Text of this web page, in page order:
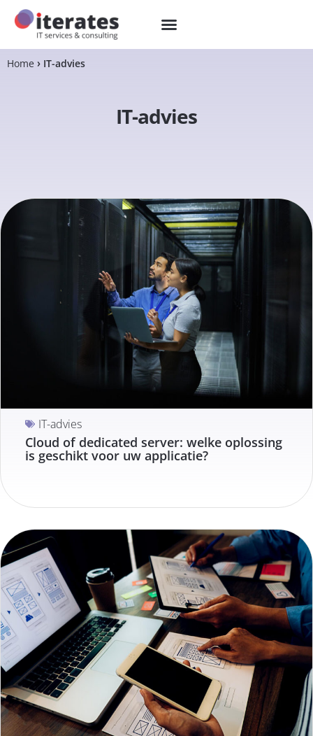
Home IT-advies
IT-advies
IT-advies
Cloud of dedicated server: welke oplossing
is geschikt voor uw applicatie?